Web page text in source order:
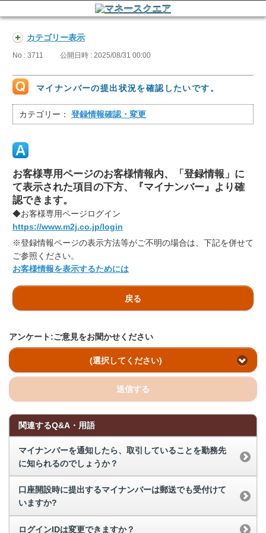
カテゴリー表示
No : 3711 公開日時 : 2025/08/31 00:00
マイナンバーの提出状況を確認したいです。
カテゴリー： 登録情報確認・変更
お客様専用ページのお客様情報内、「登録情報」に
て表示された項目の下方、『マイナンバー』より確
認できます。
◆お客様専用ページログイン
https://www.m2j.co.jp/login
※登録情報ページの表示方法等がご不明の場合は、下記を併せて
ご参照ください。
お客様情報を表示するためには
戻る
アンケート:ご意見をお聞かせください
(選択してください)
送信する
関連するQ&A・用語
マイナンバーを通知したら、取引していることを勤務先
に知られるのでしょうか？
口座開設時に提出するマイナンバーは郵送でも受付けて
いますか?
ログインIDは変更できますか？